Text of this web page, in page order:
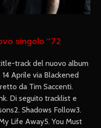
singolo “72
track del nuovo album
Aprile via Blackened
da Tim Saccenti.
Di seguito tracklist e
Shadows Follow3.
Life Away5. You Must